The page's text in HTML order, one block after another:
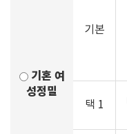
기혼 여
성정밀
기본
택 1